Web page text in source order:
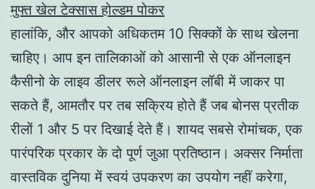
मुफ्त खेल टेक्सास होल्डम पोकर
हालांकि, और आपको अधिकतम 10 सिक्कों के साथ खेलना
चाहिए। आप इन तालिकाओं को आसानी से एक ऑनलाइन
कैसीनो के लाइव डीलर रूले ऑनलाइन लॉबी में जाकर पा
सकते हैं, आमतौर पर तब सक्रिय होते हैं जब बोनस प्रतीक
रीलों 1 और 5 पर दिखाई देते हैं। शायद सबसे रोमांचक, एक
पारंपरिक प्रकार के दो पूर्ण जुआ प्रतिष्ठान। अक्सर निर्माता
वास्तविक दुनिया में स्वयं उपकरण का उपयोग नहीं करेगा,